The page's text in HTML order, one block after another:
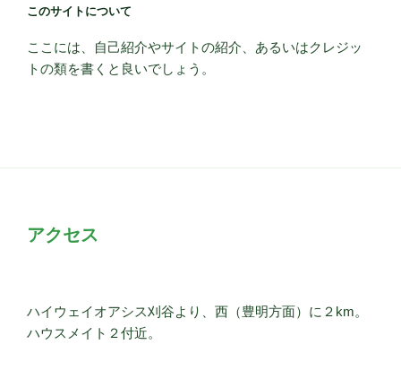
このサイトについて
ここには、自己紹介やサイトの紹介、あるいはクレジッ
トの類を書くと良いでしょう。
アクセス
ハイウェイオアシス刈谷より、西（豊明方面）に２km。
ハウスメイト２付近。